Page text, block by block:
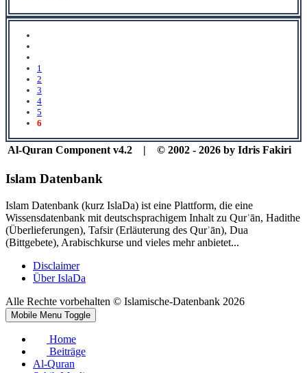
1
2
3
4
5
6
Al-Quran Component v4.2 | © 2002 - 2026 by Idris Fakiri
Islam Datenbank
Islam Datenbank (kurz IslaDa) ist eine Plattform, die eine
Wissensdatenbank mit deutschsprachigem Inhalt zu Qurʾān, Hadithe
(Überlieferungen), Tafsir (Erläuterung des Qurʾān), Dua
(Bittgebete), Arabischkurse und vieles mehr anbietet...
Disclaimer
Über IslaDa
Alle Rechte vorbehalten © Islamische-Datenbank 2026
Mobile Menu Toggle
Home
Beiträge
Al-Quran